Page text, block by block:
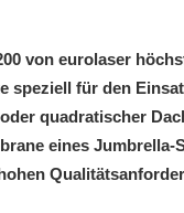
von eurolaser
speziell für den
quadratischer
eines